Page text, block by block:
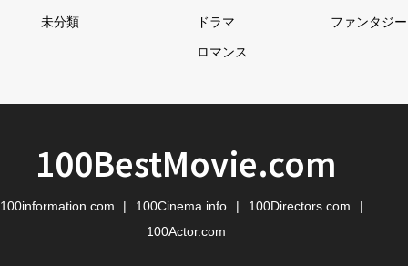
未分類 ドラマ ファンタジー
ロマンス
100BestMovie.com
100information.com 100Cinema.info
100Directors.com
100Actor.com